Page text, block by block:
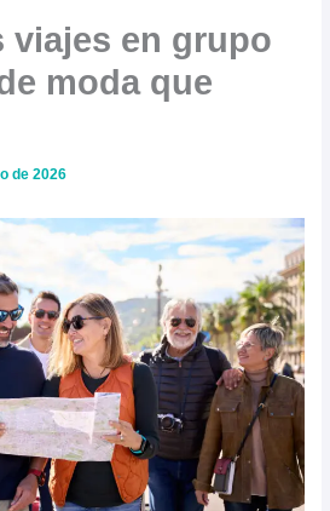
viajes en grupo
moda que
de 2026